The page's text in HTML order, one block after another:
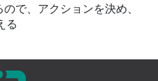
で、アクションを決め、
る